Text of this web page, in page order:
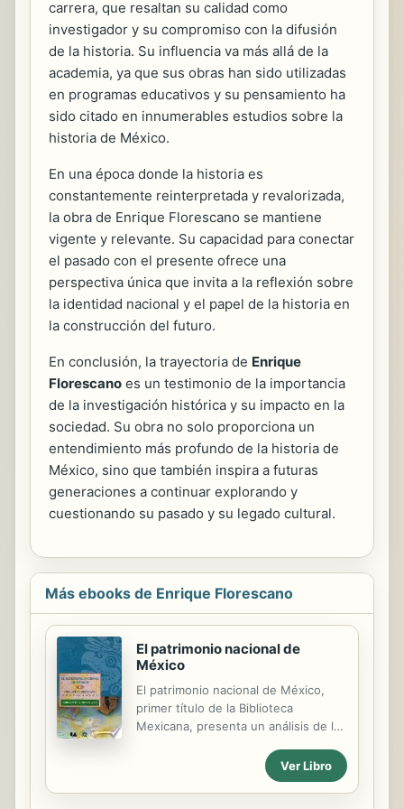
carrera, que resaltan su calidad como
investigador y su compromiso con la difusión
de la historia. Su influencia va más allá de la
academia, ya que sus obras han sido utilizadas
en programas educativos y su pensamiento ha
sido citado en innumerables estudios sobre la
historia de México.
En una época donde la historia es
constantemente reinterpretada y revalorizada,
la obra de Enrique Florescano se mantiene
vigente y relevante. Su capacidad para conectar
el pasado con el presente ofrece una
perspectiva única que invita a la reflexión sobre
la identidad nacional y el papel de la historia en
la construcción del futuro.
En conclusión, la trayectoria de Enrique
Florescano es un testimonio de la importancia
de la investigación histórica y su impacto en la
sociedad. Su obra no solo proporciona un
entendimiento más profundo de la historia de
México, sino que también inspira a futuras
generaciones a continuar explorando y
cuestionando su pasado y su legado cultural.
Más ebooks de Enrique Florescano
El patrimonio nacional de
México
El patrimonio nacional de México,
primer título de la Biblioteca
Mexicana, presenta un análisis de la
del siglo XX. Este primer volumen
contiene inicialmente estudios sobre
la formación histórica de la
Ver Libro